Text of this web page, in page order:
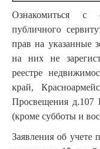
Ознакомиться с
публичного
прав на указанные
на них не
реестре
край,
Просвещения д.107
(кроме субботы и
Заявления об учете